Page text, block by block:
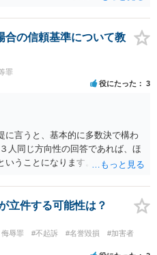
います。
合の信頼基準について教
罪
役にたった 3
に言うと、基本的に多数決で構わ
人同じ方向性の回答であれば、ほ
いうことになります。 ３人聞いて
務的にありえるということであ
の良いいざというときに弁護を頼
発言を信じるということになりま
」と断言した弁護士には基本的に
そもそも意見が分かれるような
立件する可能性は？
辱罪 #不起訴 #名誉毀損
#加害者